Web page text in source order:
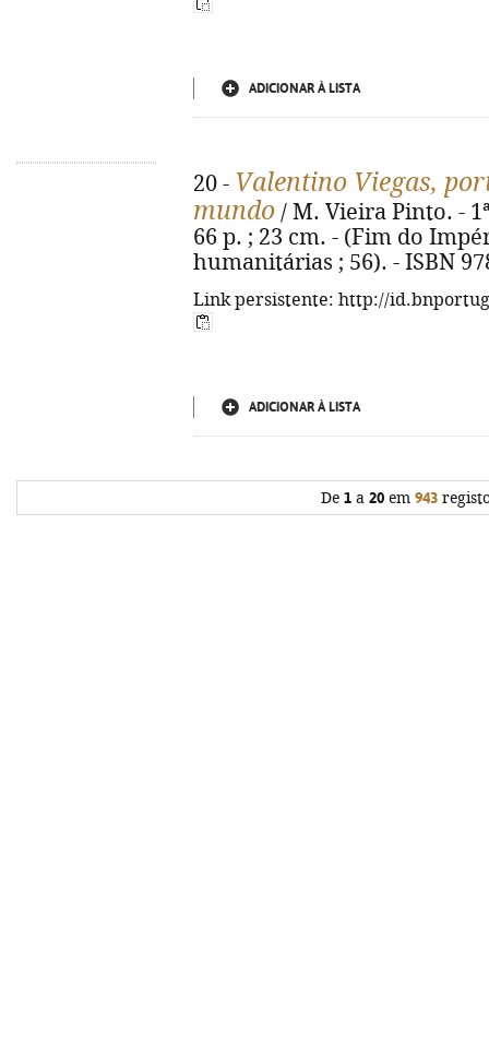
ADICIONAR À LISTA
20 - Valentino Viegas,
mundo / M. Vieira Pinto. -
66 p. ; 23 cm. - (Fim do
humanitárias ; 56). - ISBN
Link persistente: http://
ADICIONAR À LISTA
De 1 a 20 em 943